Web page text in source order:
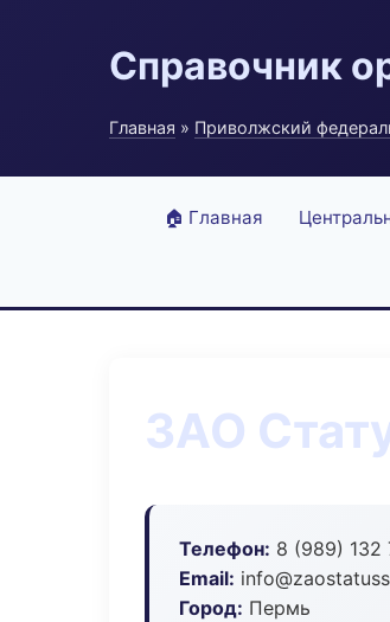
Справочник
Главная » Приволжский
🏠 Главная
ЗАО
Телефон: 8 (989) 132
Email:
Город: Пермь